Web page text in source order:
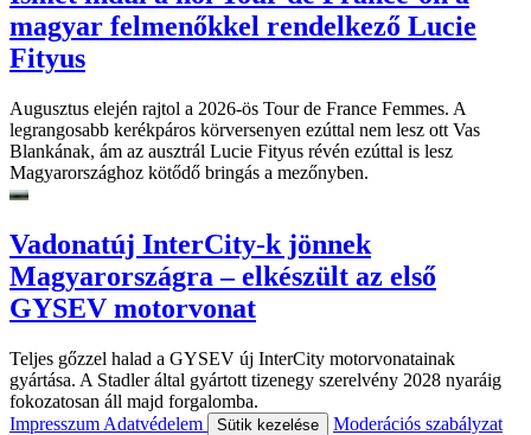
magyar felmenőkkel rendelkező Lucie
Fityus
Augusztus elején rajtol a 2026-ös Tour de France Femmes. A
legrangosabb kerékpáros körversenyen ezúttal nem lesz ott Vas
Blankának, ám az ausztrál Lucie Fityus révén ezúttal is lesz
Magyarországhoz kötődő bringás a mezőnyben.
Vadonatúj InterCity-k jönnek
Magyarországra – elkészült az első
GYSEV motorvonat
Teljes gőzzel halad a GYSEV új InterCity motorvonatainak
gyártása. A Stadler által gyártott tizenegy szerelvény 2028 nyaráig
fokozatosan áll majd forgalomba.
Impresszum Adatvédelem Sütik kezelése
Moderációs szabályzat